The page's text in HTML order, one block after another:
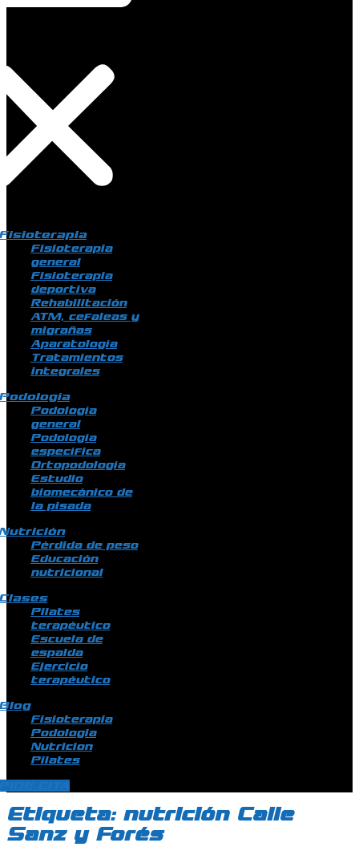
Fisioterapia
general
Fisioterapia
deportiva
Rehabilitación
ATM, cefaleas y
migrañas
Aparatología
Tratamientos
integrales
Podología
general
Podología
específica
Ortopodología
Estudio
biomecánico de
la pisada
Pérdida de peso
Educación
nutricional
Pilates
terapéutico
Escuela de
espalda
Ejercicio
terapéutico
Fisioterapia
Podologia
Nutricion
Pilates
Etiqueta: nutrición Calle
Sanz y Forés